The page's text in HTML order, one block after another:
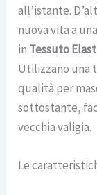
all’istante.
nuova vita a
in Tessuto
Utilizzano una
qualità per
sottostante,
vecchia valigia.
Le